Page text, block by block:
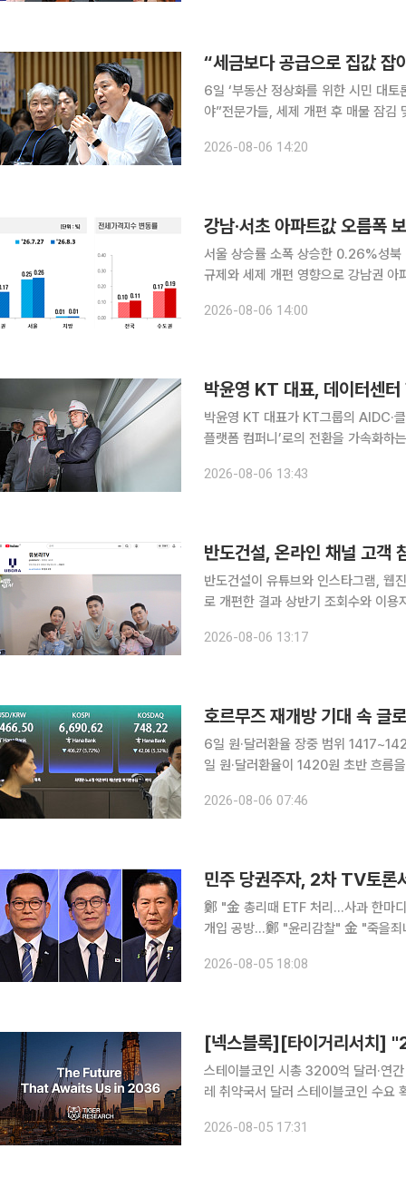
“세금보다 공급으로 집값 잡
6일 ‘부동산 정상화를 위한 시민 대
야”전문가들, 세제 개편 후 매물 잠김 및 전·월세난 우려 정부가
해 마련한 첫 공개 토론회에서 세제
2026-08-06 14:20
강남·서초 아파트값 오름폭
서울 상승률 소폭 상승한 0.26%성북
규제와 세제 개편 영향으로 강남권 아
(3일 기준) 전국 주간 아파트 가격 동
2026-08-06 14:00
박윤영 KT 대표가 KT그룹의 AIDC·
플랫폼 컴퍼니’로의 전환을 가속화하
목동2 데이터센터에서 운용 업무를
2026-08-06 13:43
반도건설, 온라인 채널 고객
반도건설이 유튜브와 인스타그램, 웹
로 개편한 결과 상반기 조회수와 이용자 참여
텐츠 7편의 평균 조회수는 20만 회를
2026-08-06 13:17
6일 원·달러환율 장중 범위
일 원·달러환율이 1420원 초반 흐름을 이어갈 것
며 1420원대 초반 흐름을 이어갈 것"
2026-08-06 07:46
민주 당권주자, 2차 TV토론
鄭 "金 총리때 ETF 처리…사과 한마
개입 공방…鄭 "윤리감찰" 金 "죽을죄냐"
드(ETF) 사태 책임론, 신천지 경선 개
2026-08-05 18:08
스테이블코인 시총 3200억 달러·연
레 취약국서 달러 스테이블코인 수요
10년 뒤 우리가 마주할 세상’ 리포트
2026-08-05 17:31